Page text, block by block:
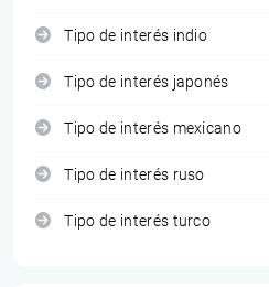
Tipo de interés indio
Tipo de interés japonés
Tipo de interés mexicano
Tipo de interés ruso
Tipo de interés turco